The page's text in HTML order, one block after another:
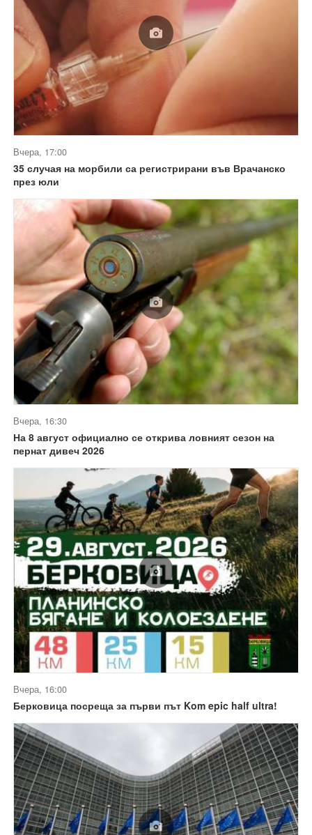
Вчера, 17:00
35 случая на морбили са регистрирани във Врачанско
през юли
Вчера, 16:30
На 8 август официално се открива ловният сезон на
пернат дивеч 2026
Вчера, 16:00
Берковица посреща за първи път Kom epic half ultra!